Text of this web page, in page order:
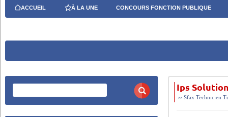
ACCUEIL À LA UNE CONCOURS FONCTION PUBLIQUE
Ips
››Sfax Technicien